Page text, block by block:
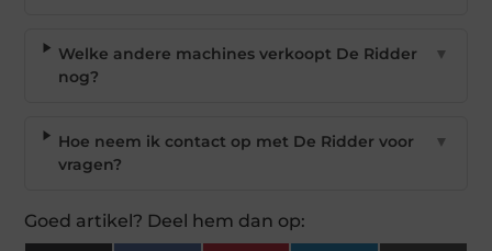
Welke andere machines verkoopt De Ridder
nog?
▼
Hoe neem ik contact op met De Ridder voor
vragen?
▼
Goed artikel? Deel hem dan op: